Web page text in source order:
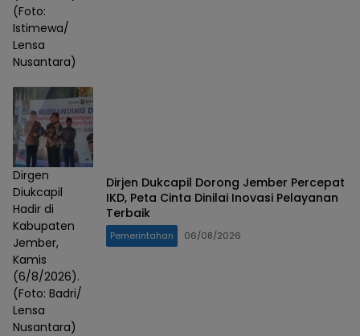
(Foto:
Istimewa/
Lensa
Nusantara)
Dirgen
Diukcapil
Hadir di
Kabupaten
Jember,
Kamis
(6/8/2026).
(Foto: Badri/
Lensa
Nusantara)
Dirjen Dukcapil Dorong Jember Percepat
IKD, Peta Cinta Dinilai Inovasi Pelayanan
Terbaik
Pemerintahan 06/08/2026